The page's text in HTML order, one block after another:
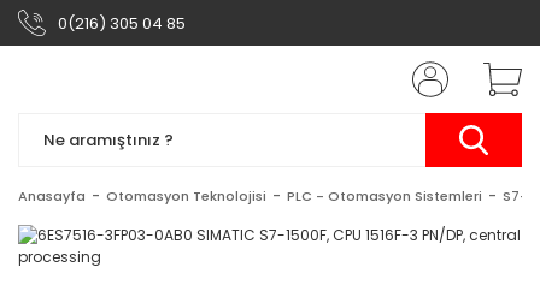
0(216) 305 04 85
Anasayfa Otomasyon Teknolojisi PLC - Otomasyon Sistemleri S7-